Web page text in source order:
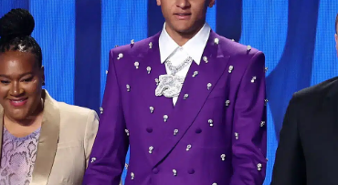
ART & DESIGN
CINEMA
FOOD & BEVERAGE